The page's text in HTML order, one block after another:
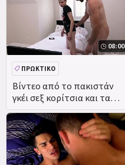
08:00
Βίντεο από το πακιστάν
γκέι σεξ κορίτσια και τα
χύσια του μέσα από πολλά
τεράστια φίλε
ΠΡΩΚΤΙΚΌ